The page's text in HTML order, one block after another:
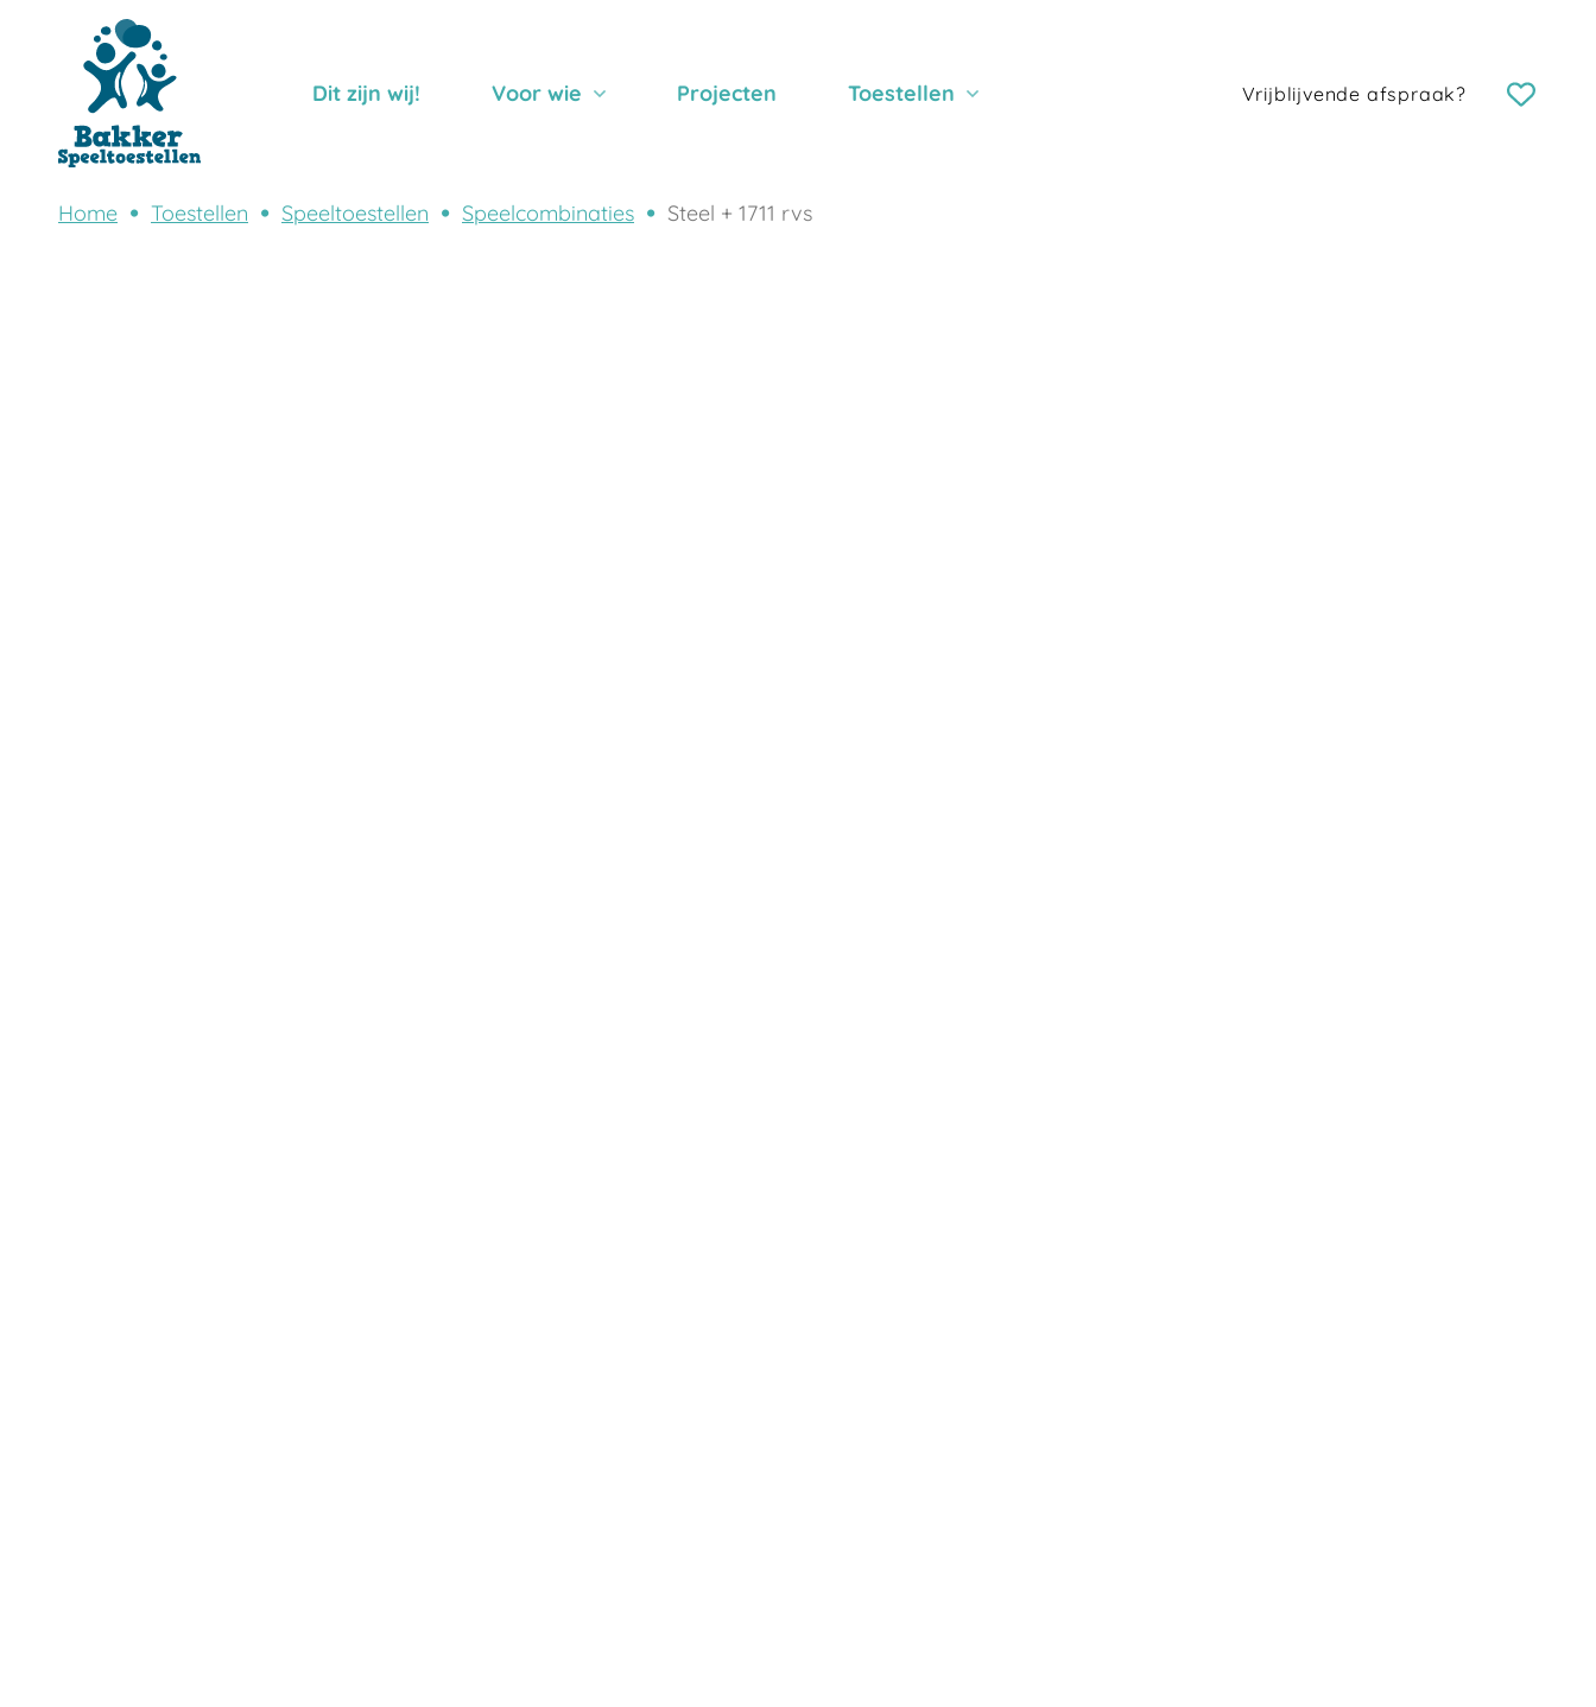
Dit zijn wij! Voor wie Projecten Toestellen Vrijblijvende afspraak?
Home Toestellen Speeltoestellen Speelcombinaties Steel + 1711 rvs